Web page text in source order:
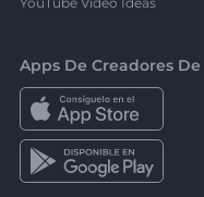
Apps De Creadores